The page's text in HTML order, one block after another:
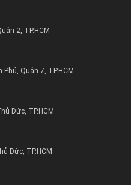
2, TP.HCM
Quận 7, TP.HCM
Đức, TP.HCM
Đức, TP.HCM